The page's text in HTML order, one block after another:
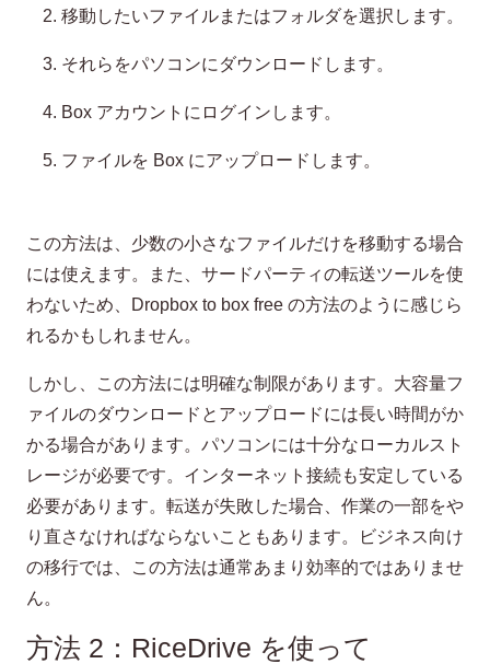
移動したいファイルまたはフォルダを選択します。
それらをパソコンにダウンロードします。
Box アカウントにログインします。
ファイルを Box にアップロードします。
この方法は、少数の小さなファイルだけを移動する場合
には使えます。また、サードパーティの転送ツールを使
わないため、Dropbox to box free の方法のように感じら
れるかもしれません。
しかし、この方法には明確な制限があります。大容量フ
ァイルのダウンロードとアップロードには長い時間がか
かる場合があります。パソコンには十分なローカルスト
レージが必要です。インターネット接続も安定している
必要があります。転送が失敗した場合、作業の一部をや
り直さなければならないこともあります。ビジネス向け
の移行では、この方法は通常あまり効率的ではありませ
ん。
方法 2：RiceDrive を使って